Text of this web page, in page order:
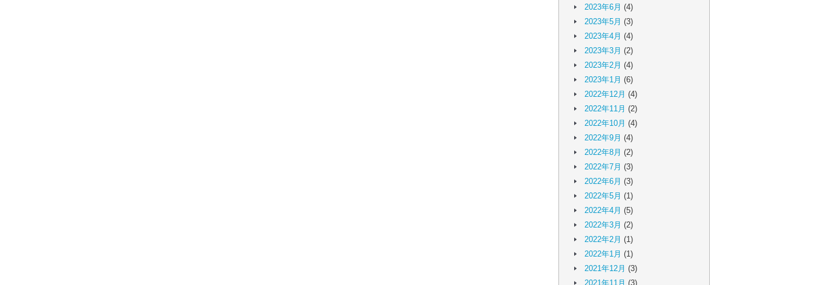
2023年6月 (4)
2023年5月 (3)
2023年4月 (4)
2023年3月 (2)
2023年2月 (4)
2023年1月 (6)
2022年12月 (4)
2022年11月 (2)
2022年10月 (4)
2022年9月 (4)
2022年8月 (2)
2022年7月 (3)
2022年6月 (3)
2022年5月 (1)
2022年4月 (5)
2022年3月 (2)
2022年2月 (1)
2022年1月 (1)
2021年12月 (3)
2021年11月 (3)